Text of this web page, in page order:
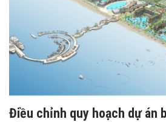
Điều chỉnh quy hoạch dự án